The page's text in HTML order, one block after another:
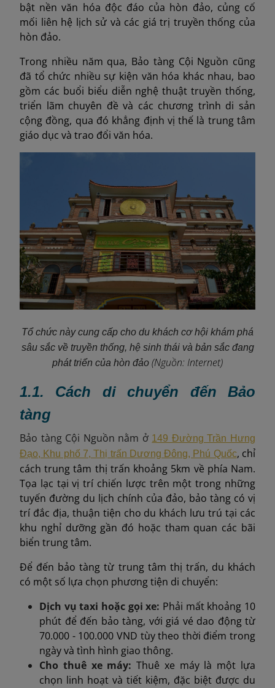
bật nền văn hóa độc đáo của hòn đảo, củng cố
mối liên hệ lịch sử và các giá trị truyền thống của
hòn đảo.
Trong nhiều năm qua, Bảo tàng Cội Nguồn cũng
đã tổ chức nhiều sự kiện văn hóa khác nhau, bao
gồm các buổi biểu diễn nghệ thuật truyền thống,
triển lãm chuyên đề và các chương trình di sản
cộng đồng, qua đó khẳng định vị thế là trung tâm
giáo dục và trao đổi văn hóa.
Tổ chức này cung cấp cho du khách cơ hội khám phá
sâu sắc về truyền thống, hệ sinh thái và bản sắc đang
phát triển của hòn đảo (Nguồn: Internet)
1.1. Cách di chuyển đến Bảo
tàng
Bảo tàng Cội Nguồn nằm ở 149 Đường Trần Hưng
Đạo, Khu phố 7, Thị trấn Dương Đông, Phú Quốc, chỉ
cách trung tâm thị trấn khoảng 5km về phía Nam.
Tọa lạc tại vị trí chiến lược trên một trong những
tuyến đường du lịch chính của đảo, bảo tàng có vị
trí đắc địa, thuận tiện cho du khách lưu trú tại các
khu nghỉ dưỡng gần đó hoặc tham quan các bãi
biển trung tâm.
Để đến bảo tàng từ trung tâm thị trấn, du khách
có một số lựa chọn phương tiện di chuyển:
Dịch vụ taxi hoặc gọi xe: Phải mất khoảng 10
phút để đến bảo tàng, với giá vé dao động từ
70.000 - 100.000 VND tùy theo thời điểm trong
ngày và tình hình giao thông.
Cho thuê xe máy:Thuê xe máy là một lựa
chọn linh hoạt và tiết kiệm, đặc biệt được du